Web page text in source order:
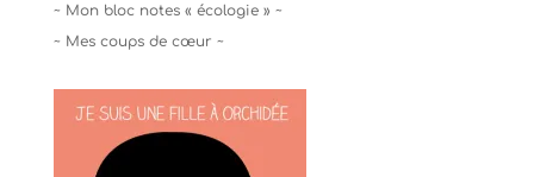
~ Mon bloc notes « écologie » ~
~ Mes coups de cœur ~